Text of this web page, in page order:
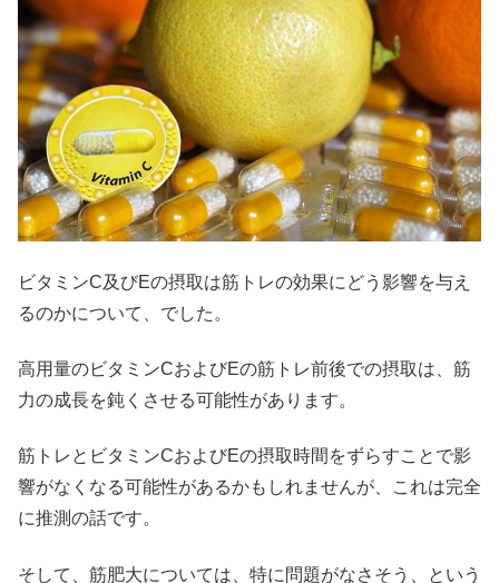
ビタミンC及びEの摂取は筋トレの効果にどう影響を与え
るのかについて、でした。
高用量のビタミンCおよびEの筋トレ前後での摂取は、筋
力の成長を鈍くさせる可能性があります。
筋トレとビタミンCおよびEの摂取時間をずらすことで影
響がなくなる可能性があるかもしれませんが、これは完全
に推測の話です。
そして、筋肥大については、特に問題がなさそう、という